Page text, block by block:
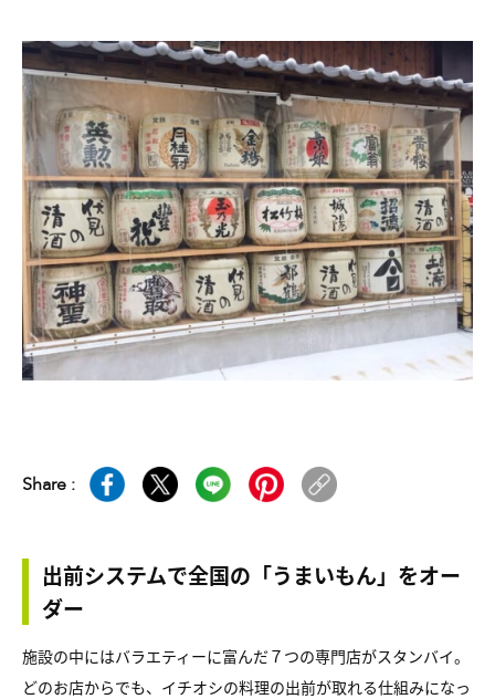
Share :
出前システムで全国の「うまいもん」をオー
ダー
施設の中にはバラエティーに富んだ７つの専門店がスタンバイ。
どのお店からでも、イチオシの料理の出前が取れる仕組みになっ